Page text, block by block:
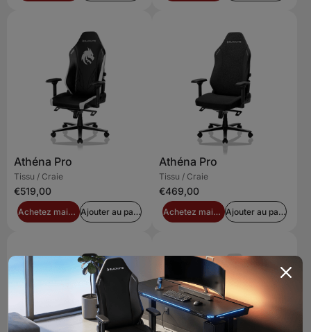
Athéna Pro
Tissu / Craie
€519,00
Achetez maintenant Ajouter au panier
Athéna Pro
Tissu / Craie
€469,00
Achetez maintenant Ajouter au panier